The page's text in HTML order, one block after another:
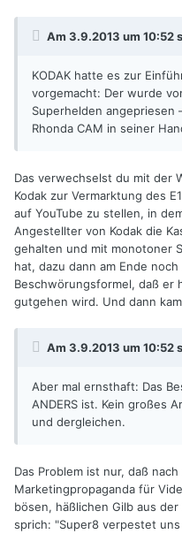
Am 3.9.2013 um 10:52
KODAK hatte es zur
vorgemacht: Der wurde
Superhelden
Rhonda CAM in seiner
Das verwechselst du mit der
Kodak zur Vermarktung des
auf YouTube zu stellen, in
Angestellter von Kodak die
gehalten und mit monotoner
hat, dazu dann am Ende
Beschwörungsformel, daß er
gutgehen wird. Und dann
Am 3.9.2013 um 10:52
Aber mal ernsthaft: Das
ANDERS ist. Kein großes
und dergleichen.
Das Problem ist nur, daß
Marketingpropaganda für
bösen, häßlichen Gilb aus
sprich: "Super8 verpestet